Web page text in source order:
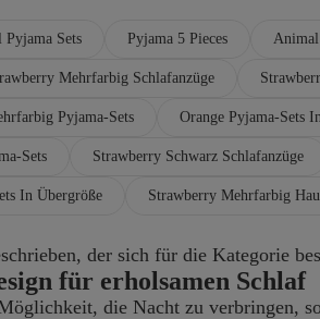
Pyjama Sets Pyjama 5 Pieces
Mehrfarbig Schlafanzüge
Pyjama-Sets Orange Pyjama-Sets
Sets Strawberry Schwarz Schlafanzüge
In Übergröße Strawberry Mehrfarbig
der sich für die Kategorie
für erholsamen Schlaf
die Nacht zu verbringen,